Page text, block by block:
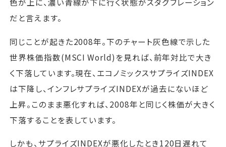
だと言えます。
同じことが起きた2008年。下のチャート灰色線で示した
世界株価指数(MSCI World)を見れば、前年対比で大き
く下落しています。現在、エコノミックスサプライズINDEX
は下降し、インフレサプライズINDEXが過去にないほど
上昇。このまま悪化すれば、2008年と同じく株価が大きく
下落することを表しています。
しかも、サプライズINDEXが悪化したとき120日遅れて